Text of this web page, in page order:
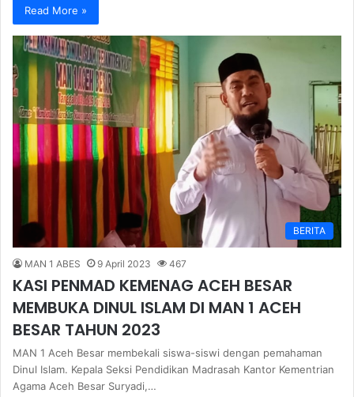
Read More »
BERITA
MAN 1 ABES 9 April 2023 467
KASI PENMAD KEMENAG ACEH BESAR
MEMBUKA DINUL ISLAM DI MAN 1 ACEH
BESAR TAHUN 2023
MAN 1 Aceh Besar membekali siswa-siswi dengan pemahaman
Dinul Islam. Kepala Seksi Pendidikan Madrasah Kantor Kementrian
Agama Aceh Besar Suryadi,…